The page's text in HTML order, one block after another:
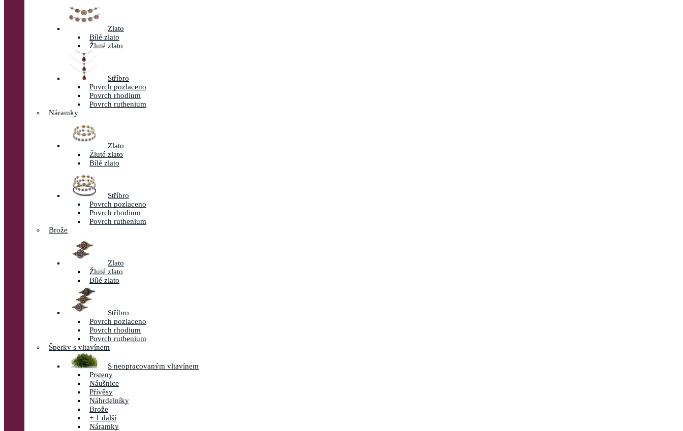
Zlato
Bílé zlato
Žluté zlato
Stříbro
Povrch pozlaceno
Povrch rhodium
Povrch ruthenium
Náramky
Zlato
Žluté zlato
Bílé zlato
Stříbro
Povrch pozlaceno
Povrch rhodium
Povrch ruthenium
Brože
Zlato
Žluté zlato
Bílé zlato
Stříbro
Povrch pozlaceno
Povrch rhodium
Povrch ruthenium
Šperky s vltavínem
S neopracovaným vltavínem
Prsteny
Náušnice
Přívěsy
Náhrdelníky
Brože
+ 1 další
Náramky